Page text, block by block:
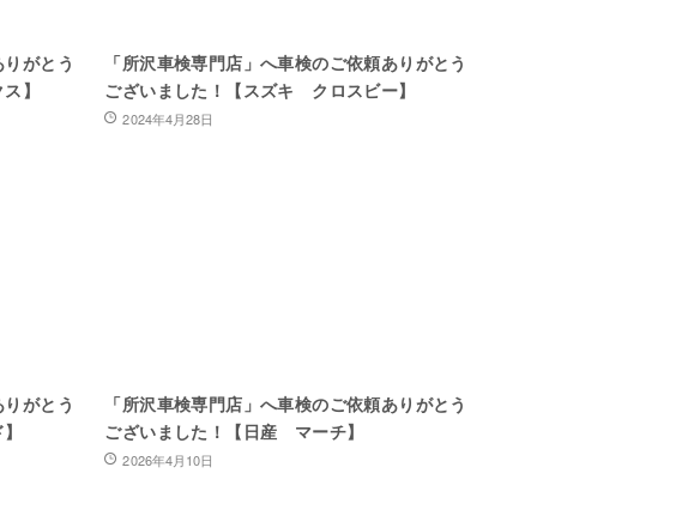
がとう
】
「所沢車検専門店」へ車検のご依頼ありがとう
ございました！【スズキ クロスビー】
2024年4月28日
がとう
「所沢車検専門店」へ車検のご依頼ありがとう
ございました！【日産 マーチ】
2026年4月10日